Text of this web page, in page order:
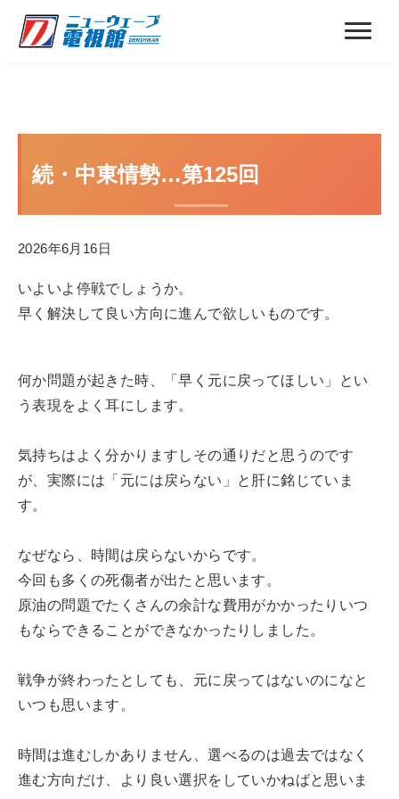
続・中東情勢…第125回
2026年6月16日
いよいよ停戦でしょうか。
早く解決して良い方向に進んで欲しいものです。
何か問題が起きた時、「早く元に戻ってほしい」とい
う表現をよく耳にします。
気持ちはよく分かりますしその通りだと思うのです
が、実際には「元には戻らない」と肝に銘じていま
す。
なぜなら、時間は戻らないからです。
今回も多くの死傷者が出たと思います。
原油の問題でたくさんの余計な費用がかかったりいつ
もならできることができなかったりしました。
戦争が終わったとしても、元に戻ってはないのになと
いつも思います。
時間は進むしかありません、選べるのは過去ではなく
進む方向だけ、より良い選択をしていかねばと思いま